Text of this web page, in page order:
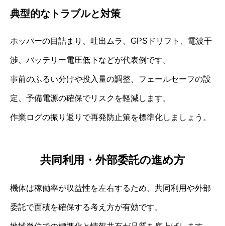
典型的なトラブルと対策
ホッパーの目詰まり、吐出ムラ、GPSドリフト、電波干
渉、バッテリー電圧低下などが代表例です。
事前のふるい分けや投入量の調整、フェールセーフの設
定、予備電源の確保でリスクを軽減します。
作業ログの振り返りで再発防止策を標準化しましょう。
共同利用・外部委託の進め方
機体は稼働率が収益性を左右するため、共同利用や外部
委託で面積を確保する考え方が有効です。